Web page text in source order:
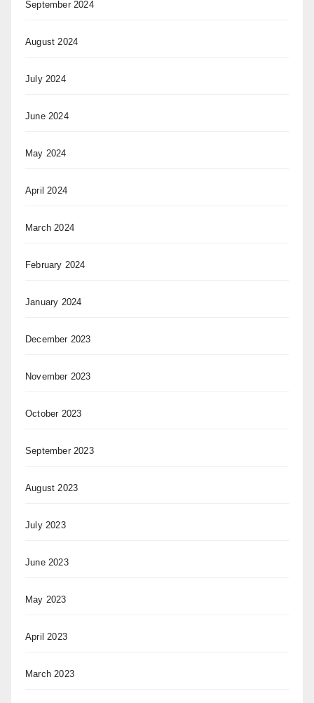
September 2024
August 2024
July 2024
June 2024
May 2024
April 2024
March 2024
February 2024
January 2024
December 2023
November 2023
October 2023
September 2023
August 2023
July 2023
June 2023
May 2023
April 2023
March 2023